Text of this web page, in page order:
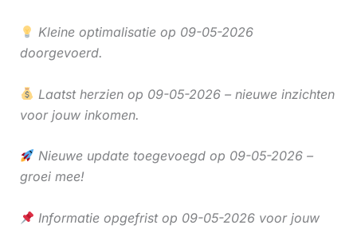
Kleine optimalisatie op 09-05-2026
doorgevoerd.
Laatst herzien op 09-05-2026 – nieuwe inzichten
voor jouw inkomen.
Nieuwe update toegevoegd op 09-05-2026 –
groei mee!
Informatie opgefrist op 09-05-2026 voor jouw